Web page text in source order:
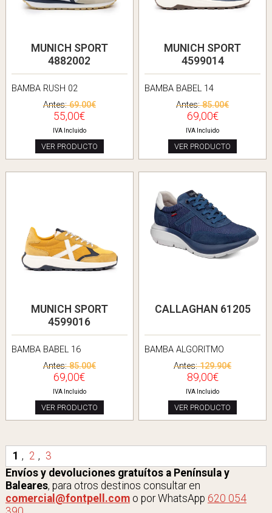
MUNICH SPORT
4882002
BAMBA RUSH 02
Antes:69.00€
55,00€
IVA Incluido
VER PRODUCTO
MUNICH SPORT
4599014
BAMBA BABEL 14
Antes:85.00€
69,00€
IVA Incluido
VER PRODUCTO
MUNICH SPORT
4599016
BAMBA BABEL 16
Antes:85.00€
69,00€
IVA Incluido
VER PRODUCTO
CALLAGHAN 61205
BAMBA ALGORITMO
Antes:129.90€
89,00€
IVA Incluido
VER PRODUCTO
1 , 2 , 3
Envíos y devoluciones gratuítos a Península y
Baleares, para otros destinos consultar en
comercial@fontpell.como por WhatsApp 620 054